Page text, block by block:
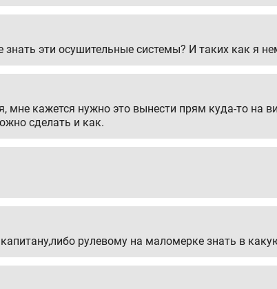
эти осушительные системы? И таких как я
кажется нужно это вынести прям куда-то на
сделать и как.
рулевому на маломерке знать в